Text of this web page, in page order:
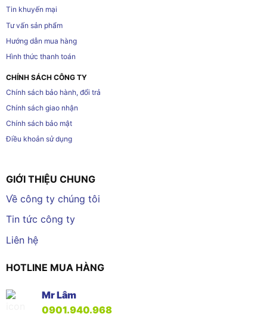
Tin khuyến mại
Tư vấn sản phẩm
Hướng dẫn mua hàng
Hình thức thanh toán
CHÍNH SÁCH CÔNG TY
Chính sách bảo hành, đổi trả
Chính sách giao nhận
Chính sách bảo mật
Điều khoản sử dụng
GIỚI THIỆU CHUNG
Về công ty chúng tôi
Tin tức công ty
Liên hệ
HOTLINE MUA HÀNG
Mr Lâm
0901.940.968